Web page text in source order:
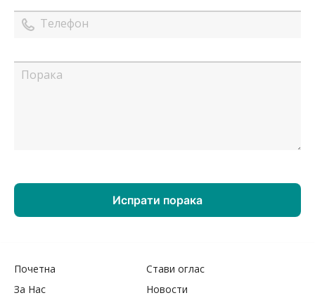
Почетна
Стави оглас
За Нас
Новости